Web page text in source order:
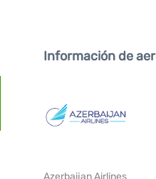
Información de
Azerbaijan Airlines